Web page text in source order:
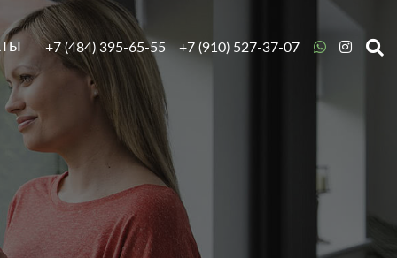
+7 (484) 395-65-55 +7 (910) 527-37-07